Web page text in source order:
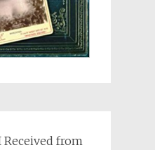
Received from